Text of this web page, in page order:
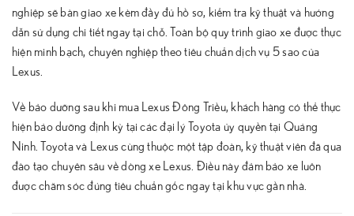
nghiệp sẽ bàn giao xe kèm đầy đủ hồ sơ, kiểm tra kỹ thuật và hướng
dẫn sử dụng chi tiết ngay tại chỗ. Toàn bộ quy trình giao xe được thực
hiện minh bạch, chuyên nghiệp theo tiêu chuẩn dịch vụ 5 sao của
Lexus.
Về bảo dưỡng sau khi mua Lexus Đông Triều, khách hàng có thể thực
hiện bảo dưỡng định kỳ tại các đại lý Toyota ủy quyền tại Quảng
Ninh. Toyota và Lexus cùng thuộc một tập đoàn, kỹ thuật viên đã qua
đào tạo chuyên sâu về dòng xe Lexus. Điều này đảm bảo xe luôn
được chăm sóc đúng tiêu chuẩn gốc ngay tại khu vực gần nhà.